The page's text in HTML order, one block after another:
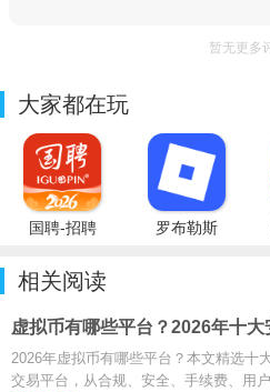
暂无更多
大家都在玩
国聘-招聘
罗布勒斯
相关阅读
虚拟币有哪些平台？2026年十大
交易
2026年虚拟币有哪些平台？本文精选十
交易平台，从合规、安全、手续费、用